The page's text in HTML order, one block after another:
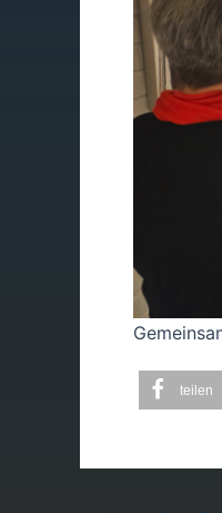
teilen